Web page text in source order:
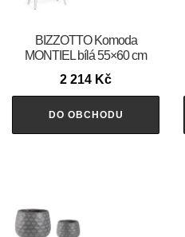
BIZZOTTO Komoda
MONTIEL bílá 55×60 cm
2 214 Kč
DO OBCHODU